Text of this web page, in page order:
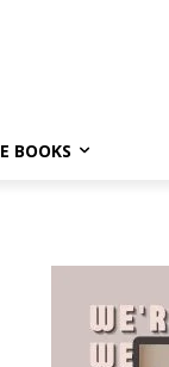
E BOOKS